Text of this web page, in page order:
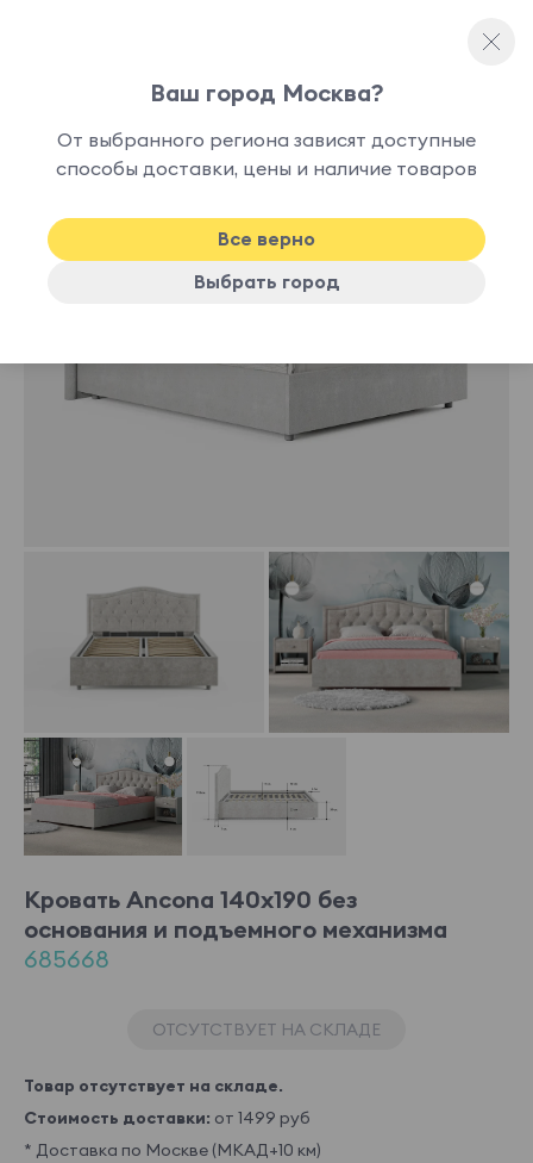
наличии
Кровать Ancona 140x190 без
основания и подъемного механизма
685668
ОТСУТСТВУЕТ НА СКЛАДЕ
Товар отсутствует на складе.
Стоимость доставки: от 1499 руб
* Доставка по Москве (МКАД+10 км)
Ваш город Москва?
От выбранного региона зависят доступные
способы доставки, цены и наличие товаров
Все верно
Выбрать город